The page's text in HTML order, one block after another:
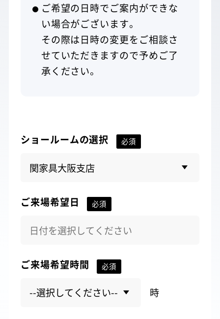
Sit
Stand
OPTION オプション製品
NEWS
CATALOG
ご希望の日時でご案内ができな
い場合がございます。
その際は日時の変更をご相談さ
せていただきますので予めご了
承ください。
ショールームの選択
ご来場希望日
ご来場希望時間
時